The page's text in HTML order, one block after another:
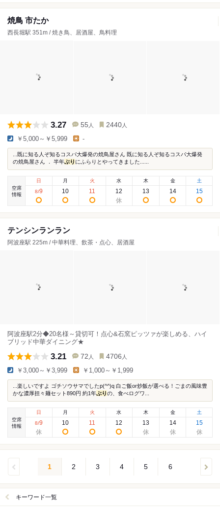
焼鳥 市たか
西長堀駅 351m / 焼き鳥、居酒屋、鳥料理
3.27 55 人 2440 人
￥5,000～￥5,999 -
...既に知る人ぞ知るコスパ大爆発の焼鳥屋さん 既に知る人ぞ知るコスパ大爆発
の焼鳥屋さん ． 半年ぶり にふらりとやってきました......
空席
情報
日
8/9
月
10
火
11
水
12
木
13
金
14
土
15
テンシンランラン
阿波座駅 225m / 中華料理、飲茶・点心、居酒屋
阿波座駅2分◆20名様～貸切可！点心&石窯ピッツァが楽しめる、ハイ
ブリッド中華ダイニング★
3.21 72 人 4706 人
￥3,000～￥3,999 ￥1,000～￥1,999
...楽しいですよ ゴチソウサマでしたp(^^)q 白ご飯or炒飯が選べる！ごまの風味豊
かな濃厚担々麺セット890円 約1年ぶりの、食べログワ...
空席
情報
日
8/9
月
10
火
11
水
12
木
13
金
14
土
15
1 2 3 4 5 6
キーワード一覧